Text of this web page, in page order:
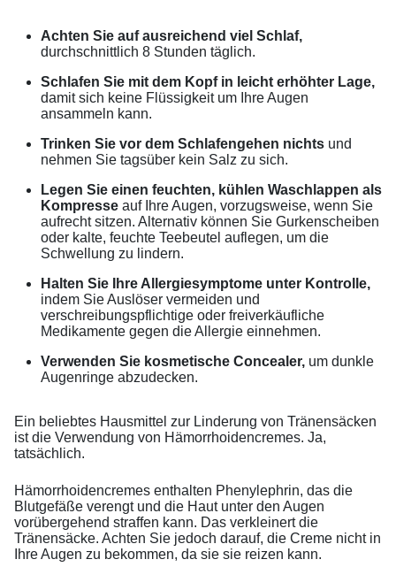
Achten Sie auf ausreichend viel Schlaf,
durchschnittlich 8 Stunden täglich.
Schlafen Sie mit dem Kopf in leicht erhöhter Lage,
damit sich keine Flüssigkeit um Ihre Augen
ansammeln kann.
Trinken Sie vor dem Schlafengehen nichts und
nehmen Sie tagsüber kein Salz zu sich.
Legen Sie einen feuchten, kühlen Waschlappen als
Kompresse auf Ihre Augen, vorzugsweise, wenn Sie
aufrecht sitzen. Alternativ können Sie Gurkenscheiben
oder kalte, feuchte Teebeutel auflegen, um die
Schwellung zu lindern.
Halten Sie Ihre Allergiesymptome unter Kontrolle,
indem Sie Auslöser vermeiden und
verschreibungspflichtige oder freiverkäufliche
Medikamente gegen die Allergie einnehmen.
Verwenden Sie kosmetische Concealer, um dunkle
Augenringe abzudecken.
Ein beliebtes Hausmittel zur Linderung von Tränensäcken
ist die Verwendung von Hämorrhoidencremes. Ja,
tatsächlich.
Hämorrhoidencremes enthalten Phenylephrin, das die
Blutgefäße verengt und die Haut unter den Augen
vorübergehend straffen kann. Das verkleinert die
Tränensäcke. Achten Sie jedoch darauf, die Creme nicht in
Ihre Augen zu bekommen, da sie sie reizen kann.